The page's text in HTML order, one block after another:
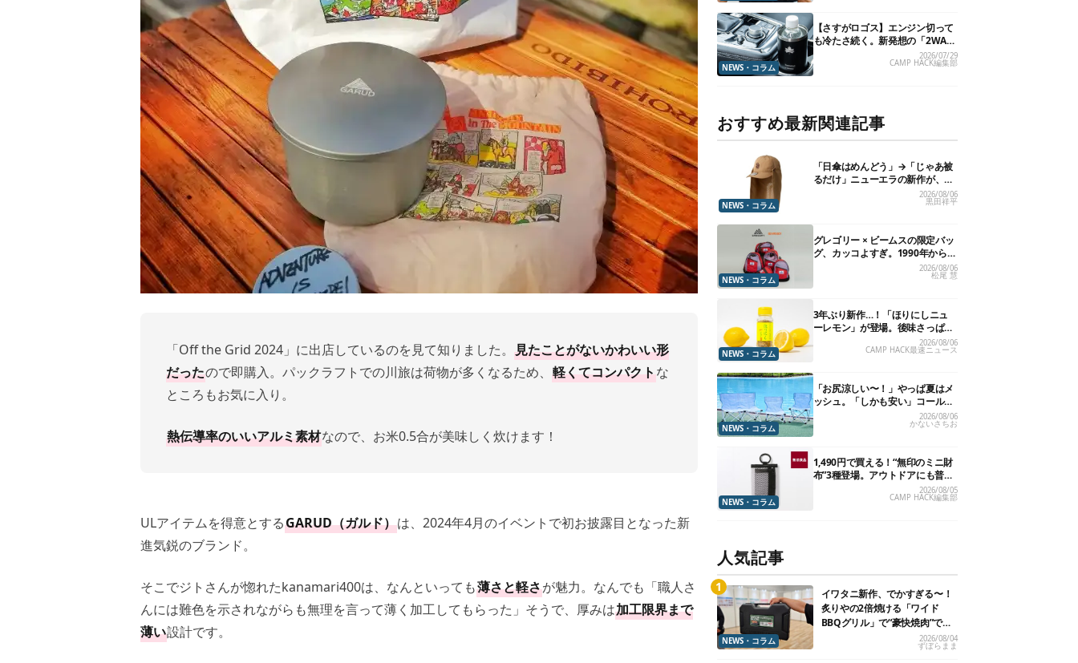
「Off the Grid 2024」に出店しているのを見て知りました。
見たことがないかわいい形
だったので即購入。パックラフトでの川旅は荷物が多くなるため、 軽くてコンパクト な
ところもお気に入り。
熱伝導率のいいアルミ素材なので、お米0.5合が美味しく炊けます！
ULアイテムを得意とするGARUD（ガルド）は、2024年4月のイベントで初お披露目となった新
進気鋭のブランド。
そこでジトさんが惚れたkanamari400は、なんといっても薄さと軽さが魅力。なんでも「職人さ
んには難色を示されながらも無理を言って薄く加工してもらった」そうで、厚みは加工限界まで
薄い設計です。
NEWS・コラム
【さすがロゴス】エンジン切って
も冷たさ続く。新発想の「2WAY
仕様ボトルホルダー」が頼りにな
ります
2026/07/29
CAMP HACK編集部
おすすめ最新関連記事
NEWS・コラム
「日傘はめんどう」→「じゃあ被
るだけ」ニューエラの新作が、真
2026/08/06
黒田祥平
NEWS・コラム
グレゴリー × ビームスの限定バッ
グ、カッコよすぎ。1990年から“3
年のみ使用”されていた、紫タグ
2026/08/06
松尾 慧
NEWS・コラム
3年ぶり新作…！「ほりにしニュ
ーレモン」が登場。後味さっぱり
の万能スパイス！【8月21日発
2026/08/06
CAMP HACK最速ニュース
NEWS・コラム
「お尻涼しい〜！」やっぱ夏はメ
ッシュ。「しかも安い」コールマ
ン今年の新作は、カラーもさわや
かです
2026/08/06
かないさちお
NEWS・コラム
1,490円で買える！“無印のミニ財
布”3種登場。アウトドアにも普段
2026/08/05
CAMP HACK編集部
人気記事
NEWS・コラム
イワタニ新作、でかすぎる〜！
炙りやの2倍焼ける「ワイド
BBQグリル」で“豪快焼肉”でき
2026/08/04
ずぼらまま